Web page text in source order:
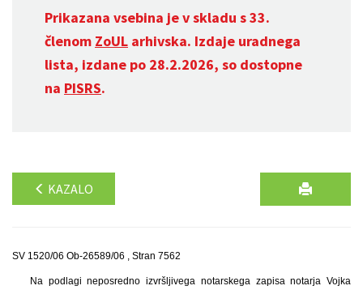
Prikazana vsebina je v skladu s 33.
členom ZoUL arhivska. Izdaje uradnega
lista, izdane po 28.2.2026, so dostopne
na PISRS.
KAZALO
SV 1520/06 Ob-26589/06 , Stran 7562
Na podlagi neposredno izvršljivega notarskega zapisa notarja Vojka